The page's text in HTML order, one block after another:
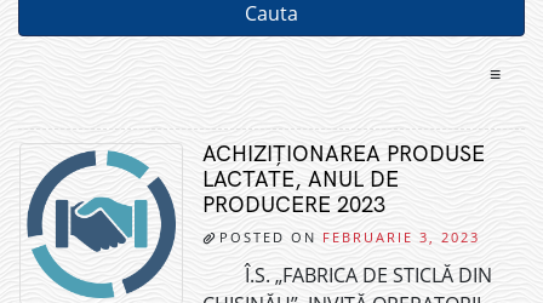
≡
ACHIZIȚIONAREA PRODUSE
LACTATE, ANUL DE
PRODUCERE 2023
POSTED ON FEBRUARIE 3, 2023
Î.S. „FABRICA DE STICLĂ DIN